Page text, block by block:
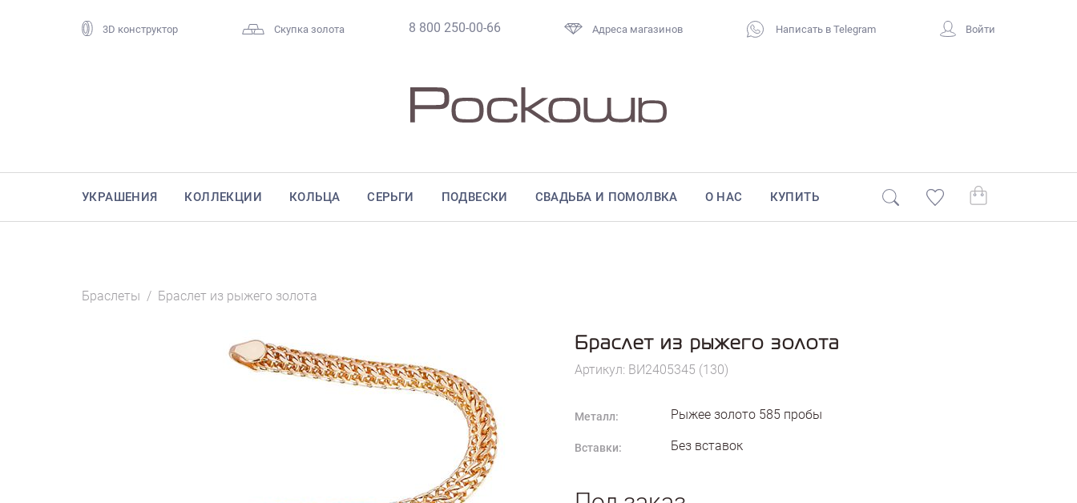
3D конструктор Скупка золота 8 800 250-00-66 Адреса магазинов Написать в Telegram Войти
УКРАШЕНИЯ КОЛЛЕКЦИИ КОЛЬЦА СЕРЬГИ ПОДВЕСКИ СВАДЬБА И ПОМОЛВКА О НАС КУПИТЬ
Браслеты / Браслет из рыжего золота
Браслет из рыжего золота
Артикул: ВИ2405345 (130)
Металл: Рыжее золото 585 пробы
Вставки: Без вставок